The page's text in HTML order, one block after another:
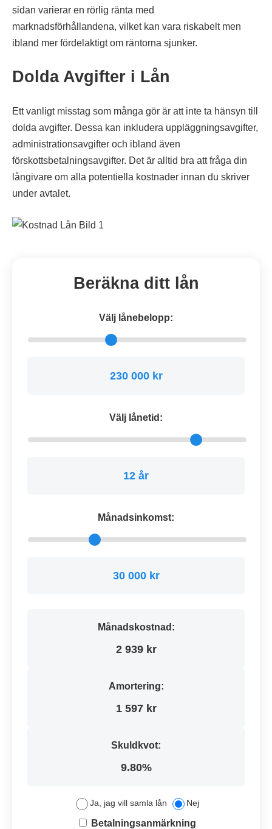
sidan varierar en rörlig ränta med
marknadsförhållandena, vilket kan vara riskabelt men
ibland mer fördelaktigt om räntorna sjunker.
Dolda Avgifter i Lån
Ett vanligt misstag som många gör är att inte ta hänsyn till
dolda avgifter. Dessa kan inkludera uppläggningsavgifter,
administrationsavgifter och ibland även
förskottsbetalningsavgifter. Det är alltid bra att fråga din
långivare om alla potentiella kostnader innan du skriver
under avtalet.
Beräkna ditt lån
Välj lånebelopp:
230 000 kr
Välj lånetid:
12 år
Månadsinkomst:
30 000 kr
Månadskostnad:
2 939 kr
Amortering:
1 597 kr
Skuldkvot:
9.80%
Ja, jag vill samla lån Nej
Betalningsanmärkning